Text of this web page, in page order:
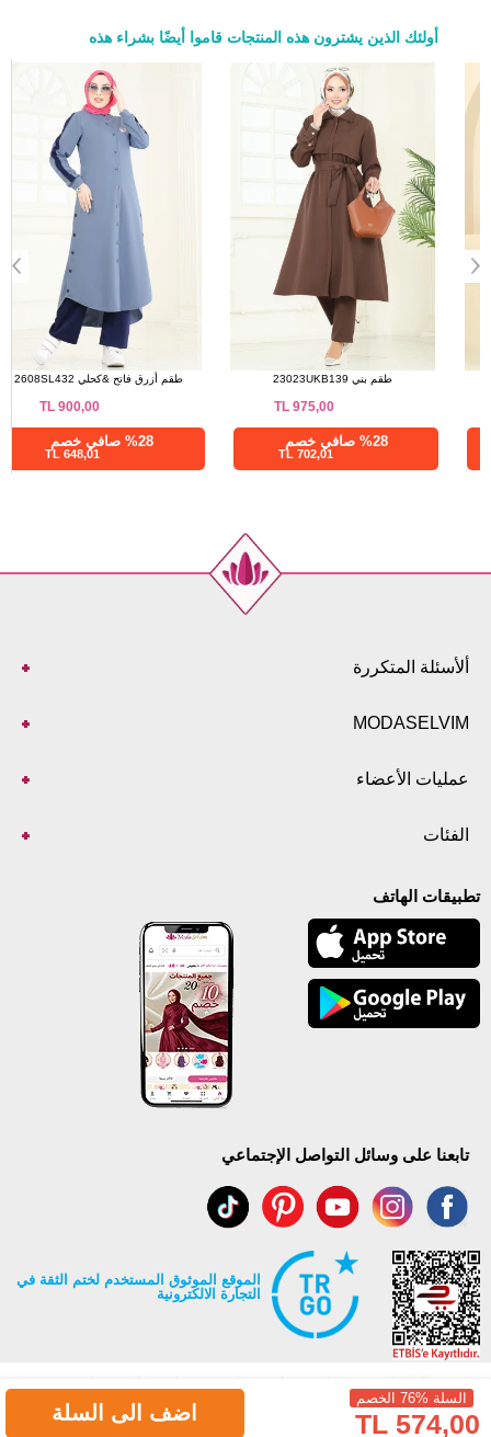
السلة %76 الخصم
574,00 TL اضف الى السلة
أولئك الذين يشترون هذه المنتجات قاموا أيضًا بشراء هذه
طقم بني 23023UKB139
975,00
TL
702,01 TL
الفستان خمري 25029UKB139
2.620,85
TL
629,00 TL
ألأسئلة المتكررة
MODASELVIM
عمليات الأعضاء
الفئات
تطبيقات الهاتف
تابعنا على وسائل التواصل الإجتماعي
الموقع الموثوق المستخدم لختم الثقة في
التجارة الالكترونية
جميع حقوق Modaselvim محفوظة ©2026